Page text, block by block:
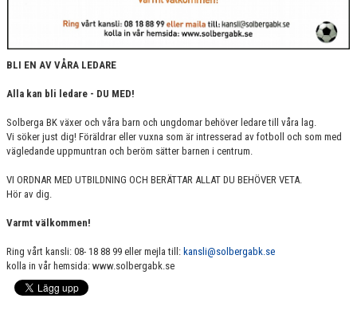
BLI EN AV VÅRA LEDARE
Alla kan bli ledare - DU MED!
Solberga BK växer och våra barn och ungdomar behöver ledare till våra lag.
Vi söker just dig! Föräldrar eller vuxna som är intresserad av fotboll och som med
vägledande uppmuntran och beröm sätter barnen i centrum.
VI ORDNAR MED UTBILDNING OCH BERÄTTAR ALLAT DU BEHÖVER VETA.
Hör av dig.
Varmt välkommen!
Ring vårt kansli: 08- 18 88 99 eller mejla till: kansli@solbergabk.se
kolla in vår hemsida: www.solbergabk.se